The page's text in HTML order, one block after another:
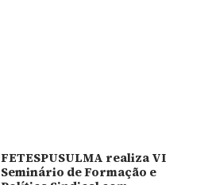
FETESPUSULMA realiza VI
Seminário de Formação e